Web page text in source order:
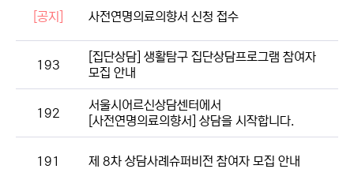
[공지] 사전연명의료의향서 신청 접수
193
[집단상담] 생활탐구 집단상담프로그램 참여자
모집 안내
192
서울시어르신상담센터에서
[사전연명의료의향서] 상담을 시작합니다.
191 제 8차 상담사례슈퍼비전 참여자 모집 안내